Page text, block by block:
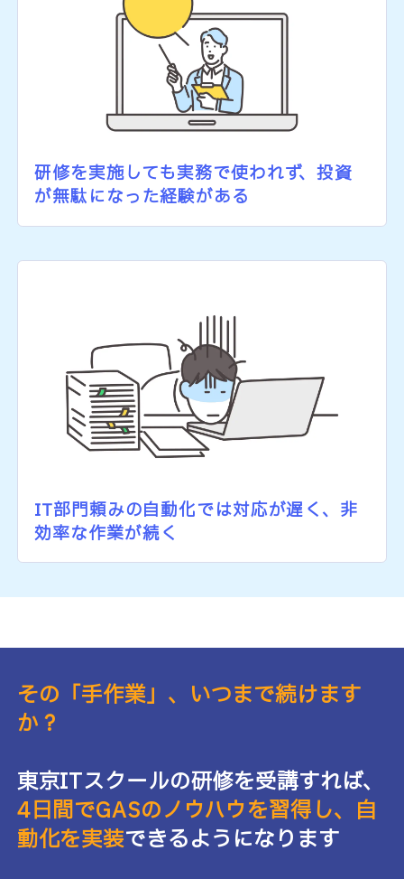
研修を実施しても実務で使われず、投資
が無駄になった経験がある
IT部門頼みの自動化では対応が遅く、非
効率な作業が続く
その「手作業」、いつまで続けます
か？
東京ITスクールの研修を受講すれば、
4日間でGASのノウハウを習得し、自
動化を実装できるようになります